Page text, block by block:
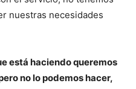
nuestras necesidades
está haciendo queremos
no lo podemos hacer,